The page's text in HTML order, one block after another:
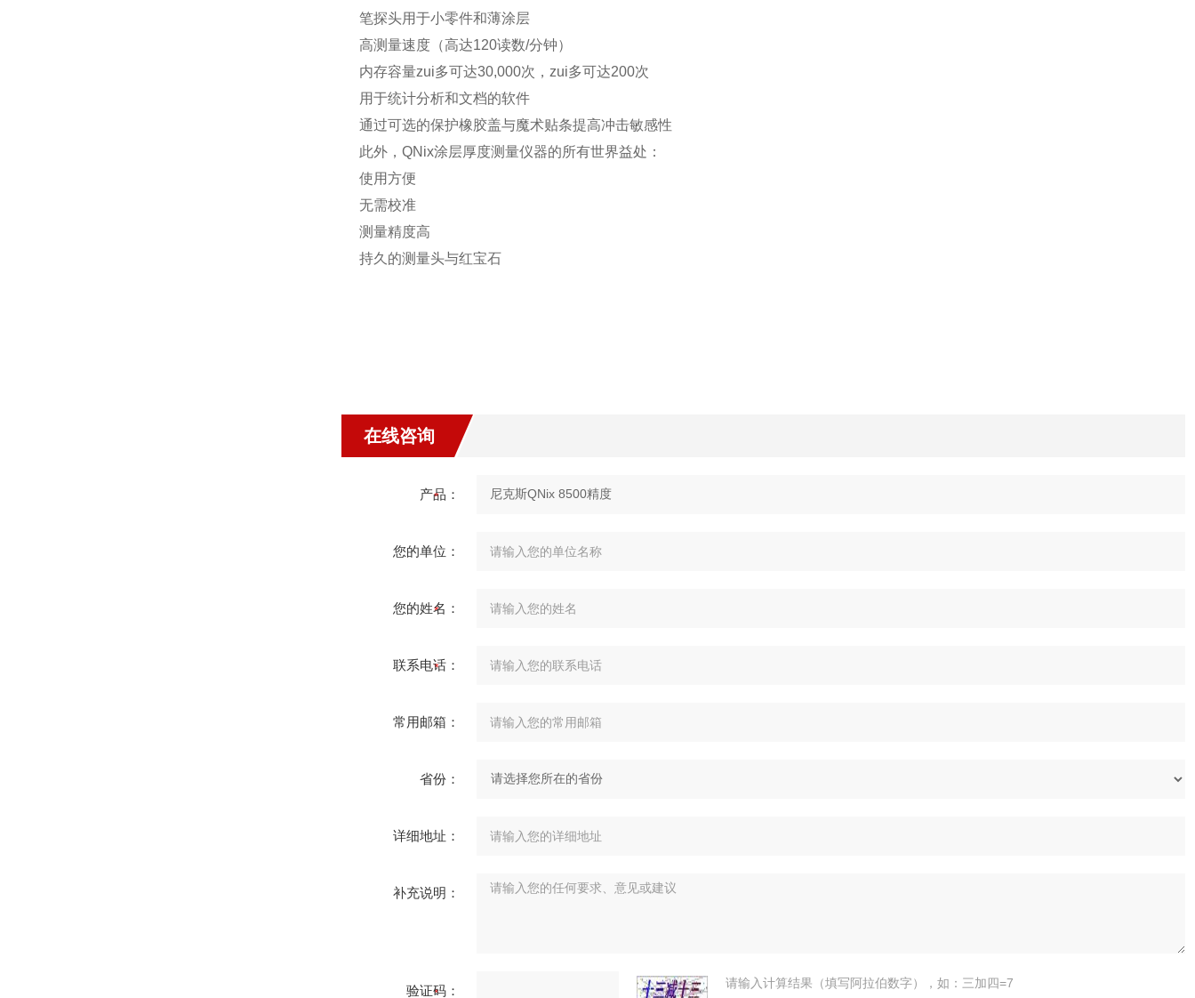
笔探头用于小零件和薄涂层
高测量速度（高达120读数/分钟）
内存容量zui多可达30,000次，zui多可达200次
用于统计分析和文档的软件
通过可选的保护橡胶盖与魔术贴条提高冲击敏感性
此外，QNix涂层厚度测量仪器的所有世界益处：
使用方便
无需校准
测量精度高
持久的测量头与红宝石
在线咨询
产品：
您的单位：
您的姓名：
联系电话：
常用邮箱：
省份：
详细地址：
补充说明：
验证码： 请输入计算结果（填写阿拉伯数字），如：三加四=7